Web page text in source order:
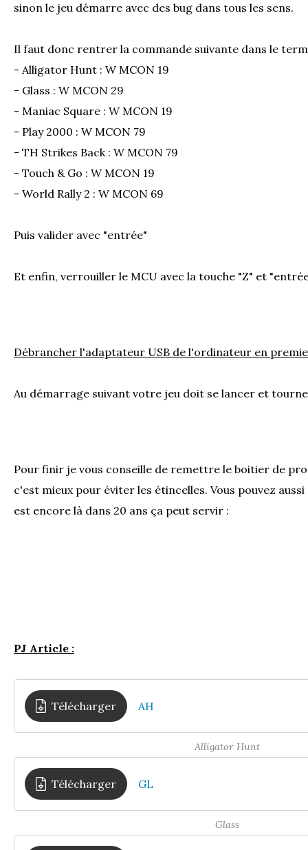
sinon le jeu démarre avec des bug dans tous les sens.
Il faut donc rentrer la commande suivante dans le
- Alligator Hunt : W MCON 19
- Glass : W MCON 29
- Maniac Square : W MCON 19
- Play 2000 : W MCON 79
- TH Strikes Back : W MCON 79
- Touch & Go : W MCON 19
- World Rally 2 : W MCON 69
Puis valider avec "entrée"
Et enfin, verrouiller le MCU avec la touche "Z" et
Débrancher l'adaptateur USB de l'ordinateur en
Au démarrage suivant votre jeu doit se lancer et
Pour finir je vous conseille de remettre le boitier de
c'est mieux pour éviter les étincelles. Vous pouvez
est encore là dans 20 ans ça peut servir :
PJ Article :
Télécharger AH
Alligator Hunt
Télécharger GL
Glass